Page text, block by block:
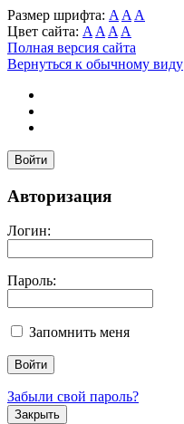
Размер шрифта: A A A
Цвет сайта: A A A A
Полная версия сайта
Вернуться к обычному виду
Войти
Авторизация
Логин:
Пароль:
Запомнить меня
Забыли свой пароль?
Закрыть